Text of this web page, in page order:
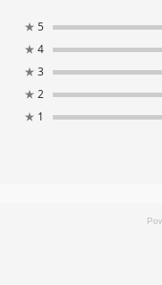
★ 5
★ 4
★ 3
★ 2
★ 1